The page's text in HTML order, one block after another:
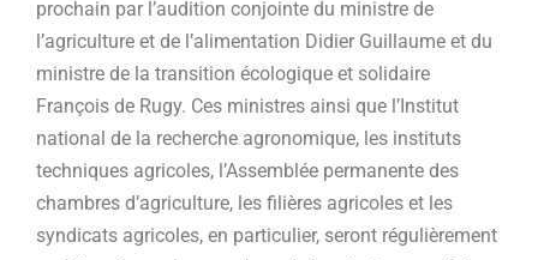
prochain par l’audition conjointe du ministre de
l’agriculture et de l’alimentation Didier Guillaume et du
ministre de la transition écologique et solidaire
François de Rugy. Ces ministres ainsi que l’Institut
national de la recherche agronomique, les instituts
techniques agricoles, l’Assemblée permanente des
chambres d’agriculture, les filières agricoles et les
syndicats agricoles, en particulier, seront régulièrement